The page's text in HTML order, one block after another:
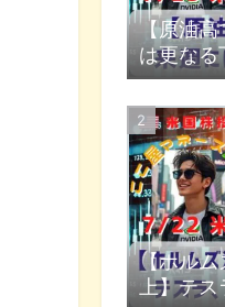
【原油高
は更なる
【ホルム
上】テス